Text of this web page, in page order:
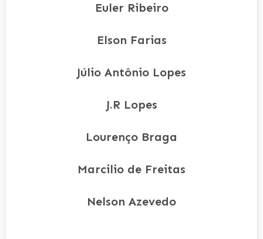
Euler Ribeiro
Elson Farias
Júlio Antônio Lopes
J.R Lopes
Lourenço Braga
Marcilio de Freitas
Nelson Azevedo